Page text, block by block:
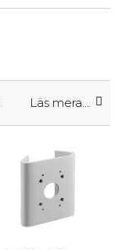
Läs mera…